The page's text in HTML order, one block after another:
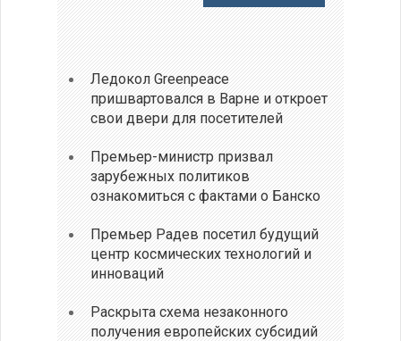
Ледокол Greenpeace
пришвартовался в Варне и откроет
свои двери для посетителей
Премьер-министр призвал
зарубежных политиков
ознакомиться с фактами о Банско
Премьер Радев посетил будущий
центр космических технологий и
инноваций
Раскрыта схема незаконного
получения европейских субсидий